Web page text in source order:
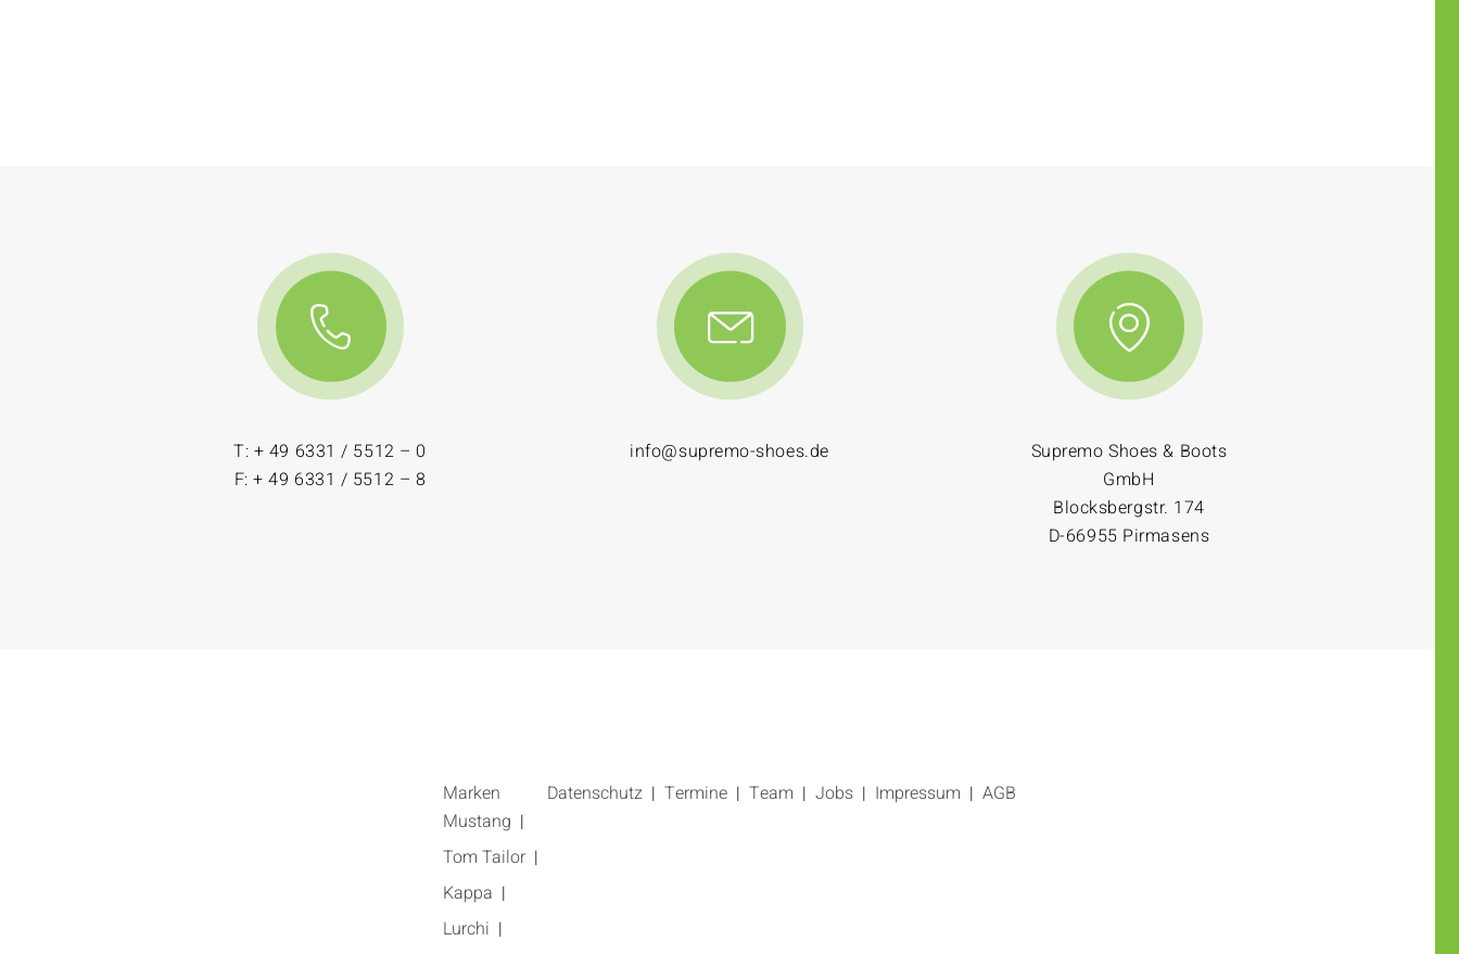
T: + 49 6331 / 5512 – 0
F: + 49 6331 / 5512 – 8
info@supremo-shoes.de
Supremo Shoes & Boots
GmbH
Blocksbergstr. 174
D-66955 Pirmasens
Marken
Mustang
Tom Tailor
Kappa
Lurchi
Datenschutz Termine Team Jobs Impressum AGB